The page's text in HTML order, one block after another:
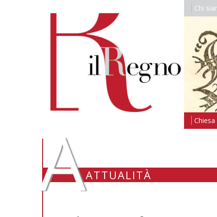
Chi
AATTUALITÀ